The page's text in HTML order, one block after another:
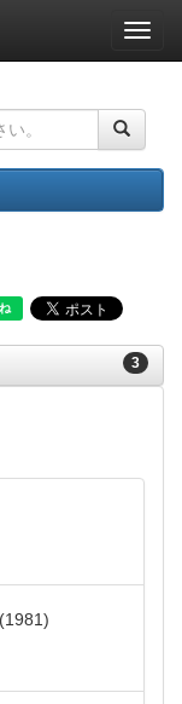
ナ
ビ
ー
ョ
ン
3
1981